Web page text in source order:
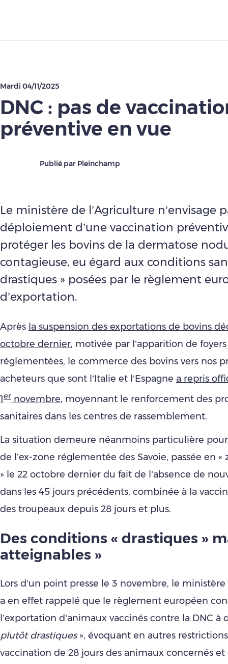
Mardi 04/11/2025
DNC : pas de
préventive en vue
Publié par Pleinchamp
Le ministère de l’Agriculture n’envisage
déploiement d’une vaccination
protéger les bovins de la dermatose
contagieuse, eu égard aux conditions
drastiques » posées par le règlement
d’exportation.
Après la suspension des exportations de bovins
octobre dernier, motivée par l’apparition de
réglementées, le commerce des bovins vers nos
acheteurs que sont l’Italie et l’Espagne a repris
1er novembre, moyennant le renforcement des
sanitaires dans les centres de rassemblement.
La situation demeure néanmoins particulière pour
de l’ex-zone réglementée des Savoie, passée en «
» le 22 octobre dernier du fait de l’absence de
dans les 45 jours précédents, combinée à la
des troupeaux depuis 28 jours et plus.
Des conditions « drastiques »
atteignables »
Lors d’un point presse le 3 novembre, le
a en effet rappelé que le règlement européen
l’exportation d’animaux vaccinés contre la DNC à
plutôt drastiques», évoquant en autres
vaccination de 28 jours des animaux concernés et